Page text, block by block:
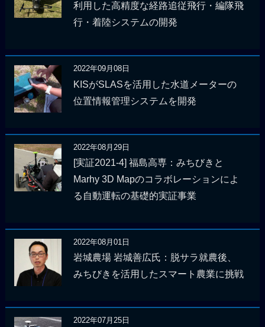
利用した高精度な経路追従飛行・編隊飛
行・着陸システムの開発
2022年09月08日
KISがSLASを活用した水道メーターの
位置情報管理システムを開発
2022年08月29日
[実証2021-4] 福島高専：みちびきと
Marhy 3D Mapのコラボレーションによ
る自動運転の基礎的実証事業
2022年08月01日
岩城農場 岩城善広氏：脱サラ就農後、
みちびきを活用したスマート農業に挑戦
2022年07月25日